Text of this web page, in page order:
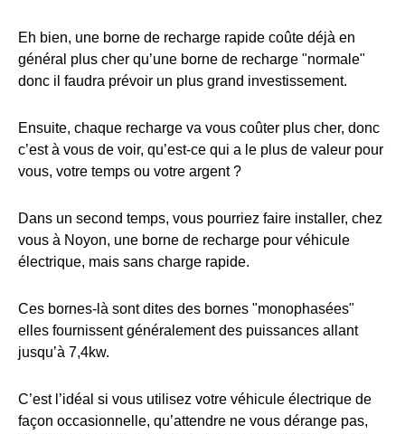
Eh bien, une borne de recharge rapide coûte déjà en
général plus cher qu’une borne de recharge "normale"
donc il faudra prévoir un plus grand investissement.
Ensuite, chaque recharge va vous coûter plus cher, donc
c’est à vous de voir, qu’est-ce qui a le plus de valeur pour
vous, votre temps ou votre argent ?
Dans un second temps, vous pourriez faire installer, chez
vous à Noyon, une borne de recharge pour véhicule
électrique, mais sans charge rapide.
Ces bornes-là sont dites des bornes "monophasées"
elles fournissent généralement des puissances allant
jusqu’à 7,4kw.
C’est l’idéal si vous utilisez votre véhicule électrique de
façon occasionnelle, qu’attendre ne vous dérange pas,